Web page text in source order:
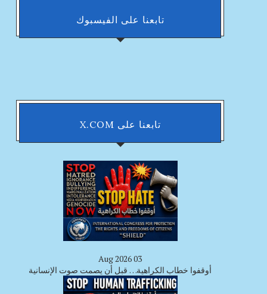
تابعنا على الفيسبوك
تابعنا على X.COM
03 Aug 2026
أوقفوا خطاب الكراهية… قبل أن يصمت صوت الإنسانية